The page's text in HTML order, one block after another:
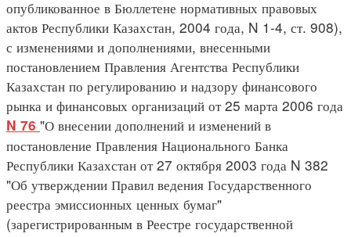
опубликованное в Бюллетене нормативных правовых
актов Республики Казахстан, 2004 года, N 1-4, ст. 908),
с изменениями и дополнениями, внесенными
постановлением Правления Агентства Республики
Казахстан по регулированию и надзору финансового
рынка и финансовых организаций от 25 марта 2006 года
N 76 "О внесении дополнений и изменений в
постановление Правления Национального Банка
Республики Казахстан от 27 октября 2003 года N 382
"Об утверждении Правил ведения Государственного
реестра эмиссионных ценных бумаг"
(зарегистрированным в Реестре государственной